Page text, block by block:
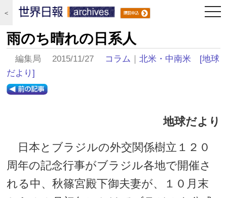
＜
雨のち晴れの日系人
編集局 2015/11/27 コラム ｜北米・中南米
[地球
だより]
地球だより
日本とブラジルの外交関係樹立１２０
周年の記念行事がブラジル各地で開催さ
れる中、秋篠宮殿下御夫妻が、１０月末